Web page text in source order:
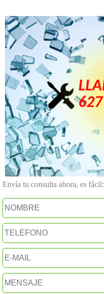
Envía tu consulta ahora, es fácil: